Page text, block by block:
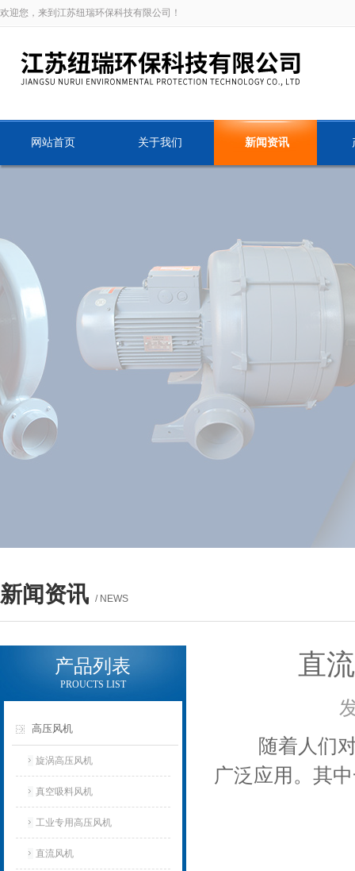
欢迎您，来到江苏纽瑞环保科技有限公司！
网站首页 关于我们 新闻资讯
新闻资讯 / NEWS
产品列表
PROUCTS LIST
高压风机
旋涡高压风机
真空吸料风机
工业专用高压风机
直流风机
直
随着人们对
广泛应用。其